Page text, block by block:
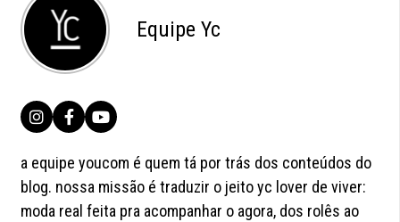
Equipe Yc
a equipe youcom é quem tá por trás dos conteúdos do
blog. nossa missão é traduzir o jeito yc lover de viver:
moda real feita pra acompanhar o agora, dos rolês ao